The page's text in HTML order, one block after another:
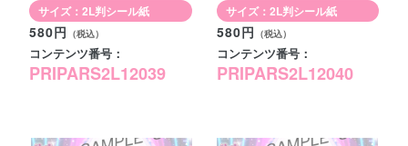
サイズ：2L判シール紙
580円
コンテンツ番号：
PRIPARS2L12039
サイズ：2L判シール紙
580円
コンテンツ番号：
PRIPARS2L12040